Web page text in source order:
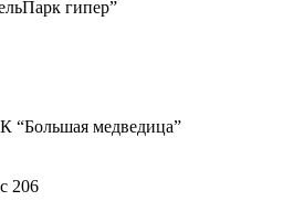
гипер”
“Большая медведица”
206